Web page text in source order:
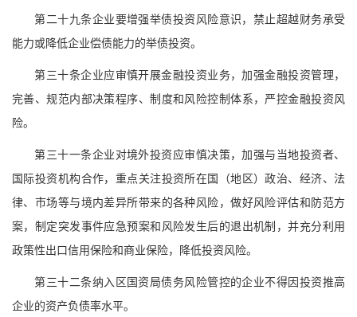
第二十九条企业要增强举债投资风险意识，禁止超越财务承受
能力或降低企业偿债能力的举债投资。
第三十条企业应审慎开展金融投资业务，加强金融投资管理，
完善、规范内部决策程序、制度和风险控制体系，严控金融投资风
险。
第三十一条企业对境外投资应审慎决策，加强与当地投资者、
国际投资机构合作，重点关注投资所在国（地区）政治、经济、法
律、市场等与境内差异所带来的各种风险，做好风险评估和防范方
案，制定突发事件应急预案和风险发生后的退出机制，并充分利用
政策性出口信用保险和商业保险，降低投资风险。
第三十二条纳入区国资局债务风险管控的企业不得因投资推高
企业的资产负债率水平。